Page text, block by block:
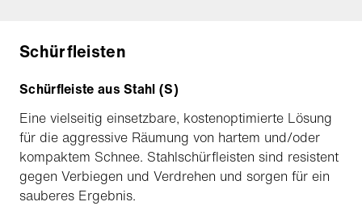
Schürfleisten
Schürfleiste aus Stahl (S)
Eine vielseitig einsetzbare, kostenoptimierte Lösung
für die aggressive Räumung von hartem und/oder
kompaktem Schnee. Stahlschürfleisten sind resistent
gegen Verbiegen und Verdrehen und sorgen für ein
sauberes Ergebnis.